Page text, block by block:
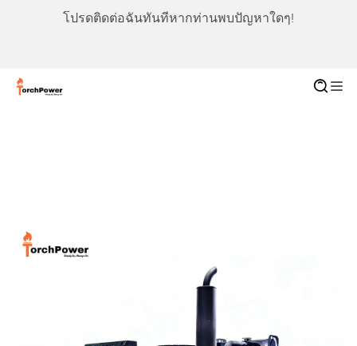
โปรดติดต่อฉันทันทีหากท่านพบปัญหาใดๆ!